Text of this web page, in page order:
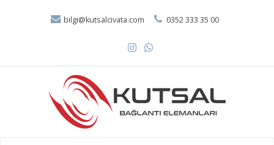
bilgi@kutsalcivata.com 0352 333 35 00